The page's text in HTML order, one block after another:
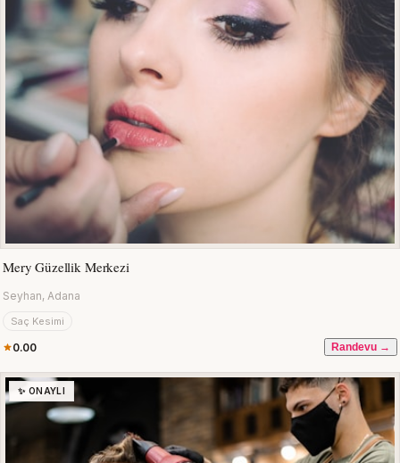
Mery Güzellik Merkezi
Seyhan, Adana
Saç Kesimi
0.00 Randevu →
✨ ONAYLI